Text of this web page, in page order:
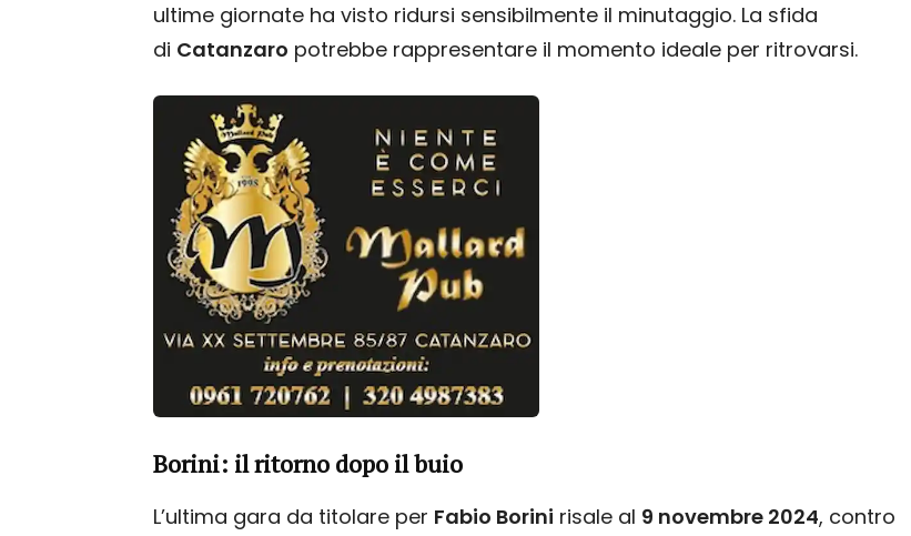
ultime giornate ha visto ridursi sensibilmente il minutaggio. La sfida
di Catanzaro potrebbe rappresentare il momento ideale per ritrovarsi.
Borini: il ritorno dopo il buio
L’ultima gara da titolare per Fabio Borini risale al 9 novembre 2024, contro